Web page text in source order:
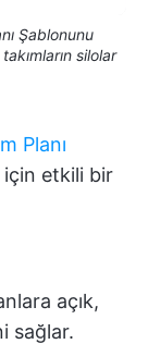
Şablonunu
silolar
Planı
için etkili bir
açık,
sağlar.